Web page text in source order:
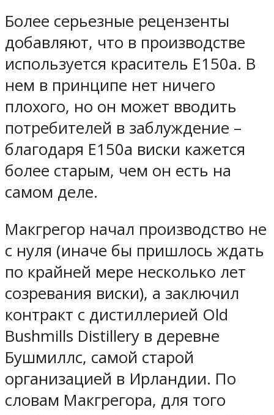
Более серьезные рецензенты
добавляют, что в производстве
используется краситель E150a. В
нем в принципе нет ничего
плохого, но он может вводить
потребителей в заблуждение –
благодаря E150a виски кажется
более старым, чем он есть на
самом деле.
Макгрегор начал производство не
с нуля (иначе бы пришлось ждать
по крайней мере несколько лет
созревания виски), а заключил
контракт с дистиллерией Old
Bushmills Distillery в деревне
Бушмиллс, самой старой
организацией в Ирландии. По
словам Макгрегора, для того